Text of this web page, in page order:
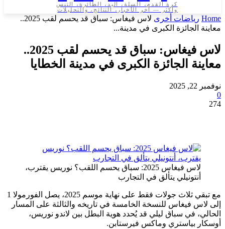
كرة القدم، السلة، اليد، الطائرة، التنس
وأكثر — آخر الأخبار، النتائج، والتحليلات
رياضات أخرى
لاس فيغاس: سباق قد يحسم لقب 2025..
الكبرى في مدينة...
لاس فيغاس: سباق قد يحسم لقب 2025..
الجائزة الكبرى في مدينة الخطايا
لاس فيغاس 2025: سباق يحسم اللقب؟ نوريس يقترب،
يتألق في التجارب
مع تبقي ثلاث جولات فقط على نهاية موسم 2025، يصل الفورمولا 1
فيغاس للنسخة الخامسة في تاريخه والثالثة على المسار
في سباق ليلي قد يُحدد هوية البطل بين لاندو نوريس،
بياستري وماكس فيرستابن.